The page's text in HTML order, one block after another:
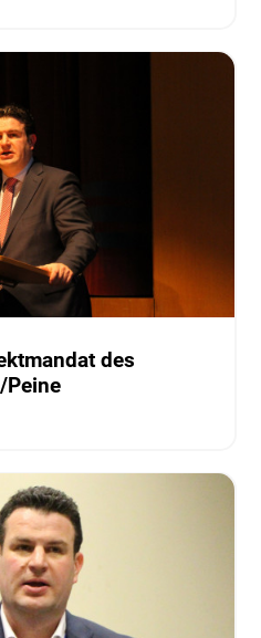
des
Peine